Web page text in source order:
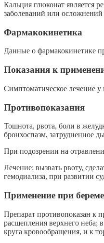
Кальция глюконат является
заболеваний или
Фармакокинетика
Данные о фармакокинетике
Показания к
Симптоматическое лечение
Противопоказания
Тошнота, рвота, боли в
бронхоспазм, затрудненное
При подозрении на
Лечение: вызвать рвоту,
гемодиализа, при развитии
Применение при
Препарат противопоказан к
расщепления верхнего неба;
круга кровообращения, и к